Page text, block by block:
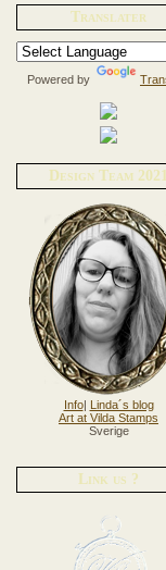
Translater
Powered by
Design Team 2021
Info| Linda´s blog
Art at Vilda Stamps
Sverige
Link us ?